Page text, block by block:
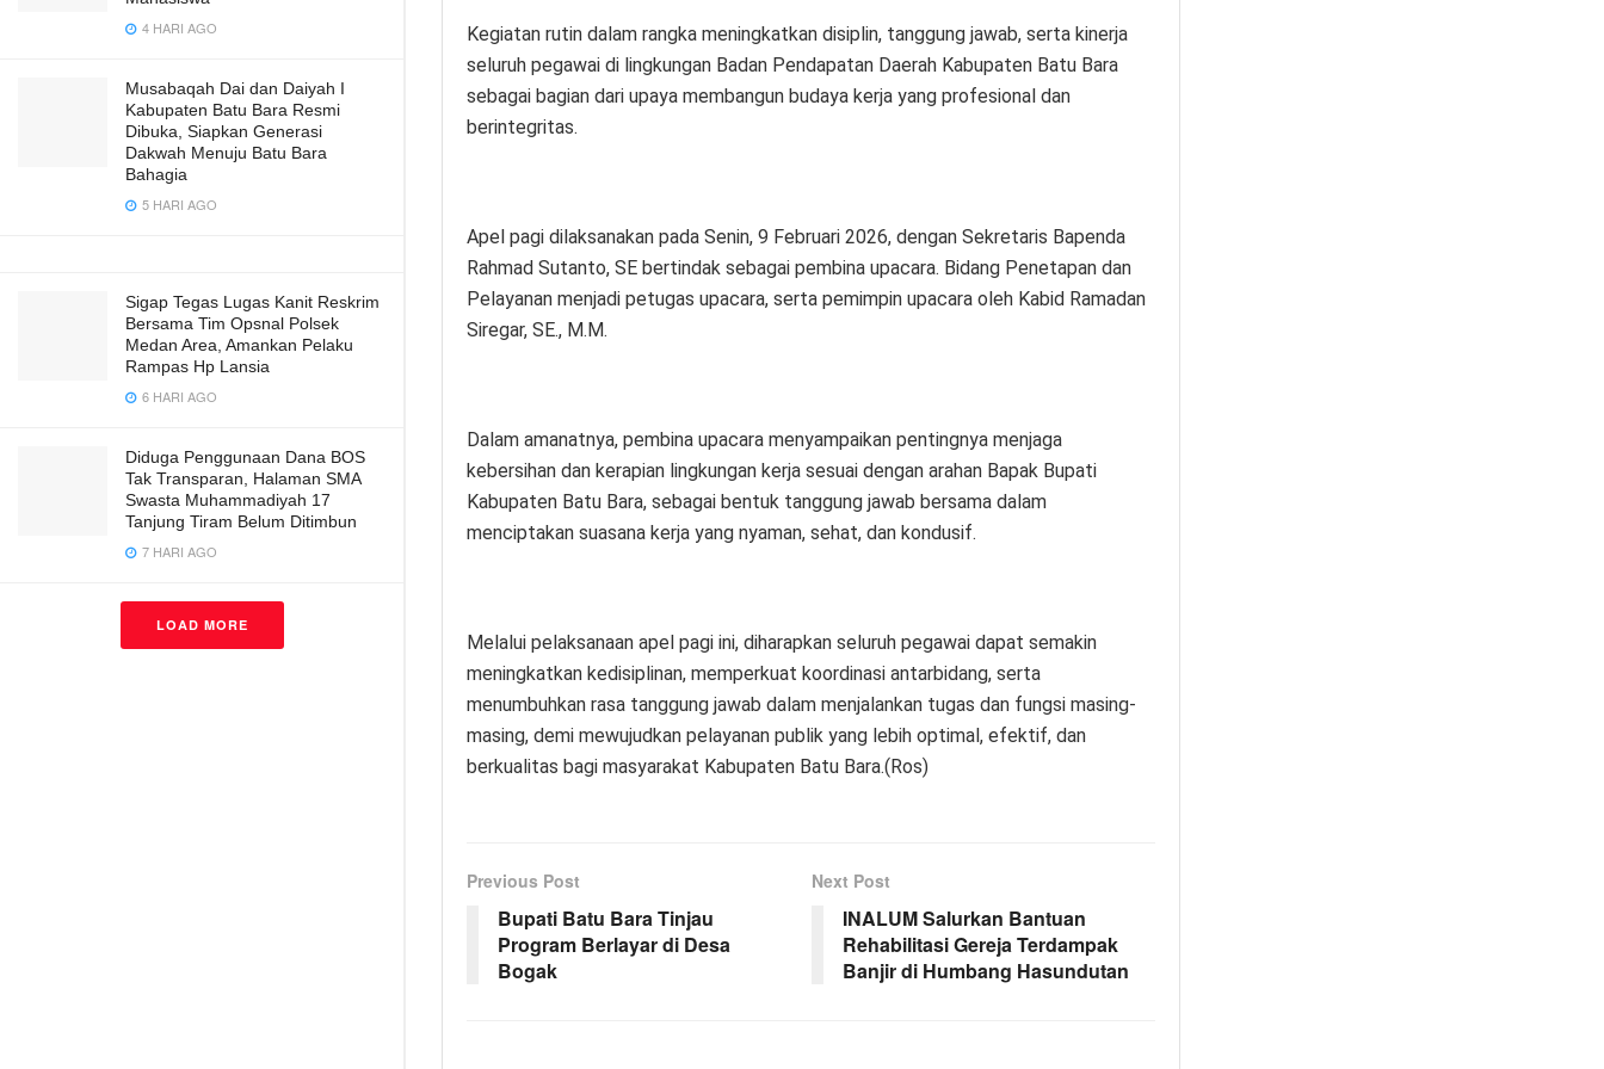
4 HARI AGO
Musabaqah Dai dan Daiyah I
Kabupaten Batu Bara Resmi
Dibuka, Siapkan Generasi
Dakwah Menuju Batu Bara
Bahagia
5 HARI AGO
Sigap Tegas Lugas Kanit Reskrim
Bersama Tim Opsnal Polsek
Medan Area, Amankan Pelaku
Rampas Hp Lansia
6 HARI AGO
Diduga Penggunaan Dana BOS
Tak Transparan, Halaman SMA
Swasta Muhammadiyah 17
Tanjung Tiram Belum Ditimbun
7 HARI AGO
LOAD MORE
Kegiatan rutin dalam rangka meningkatkan disiplin, tanggung jawab, serta kinerja
seluruh pegawai di lingkungan Badan Pendapatan Daerah Kabupaten Batu Bara
sebagai bagian dari upaya membangun budaya kerja yang profesional dan
berintegritas.
Apel pagi dilaksanakan pada Senin, 9 Februari 2026, dengan Sekretaris Bapenda
Rahmad Sutanto, SE bertindak sebagai pembina upacara. Bidang Penetapan dan
Pelayanan menjadi petugas upacara, serta pemimpin upacara oleh Kabid Ramadan
Siregar, SE., M.M.
Dalam amanatnya, pembina upacara menyampaikan pentingnya menjaga
kebersihan dan kerapian lingkungan kerja sesuai dengan arahan Bapak Bupati
Kabupaten Batu Bara, sebagai bentuk tanggung jawab bersama dalam
menciptakan suasana kerja yang nyaman, sehat, dan kondusif.
Melalui pelaksanaan apel pagi ini, diharapkan seluruh pegawai dapat semakin
meningkatkan kedisiplinan, memperkuat koordinasi antarbidang, serta
menumbuhkan rasa tanggung jawab dalam menjalankan tugas dan fungsi masing-
masing, demi mewujudkan pelayanan publik yang lebih optimal, efektif, dan
berkualitas bagi masyarakat Kabupaten Batu Bara.(Ros)
Previous Post
Bupati Batu Bara Tinjau
Program Berlayar di Desa
Bogak
Next Post
INALUM Salurkan Bantuan
Rehabilitasi Gereja Terdampak
Banjir di Humbang Hasundutan